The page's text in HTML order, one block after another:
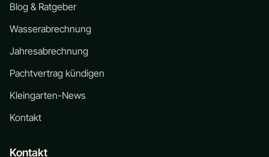
Blog & Ratgeber
Wasserabrechnung
Jahresabrechnung
Pachtvertrag kündigen
Kleingarten-News
Kontakt
Kontakt